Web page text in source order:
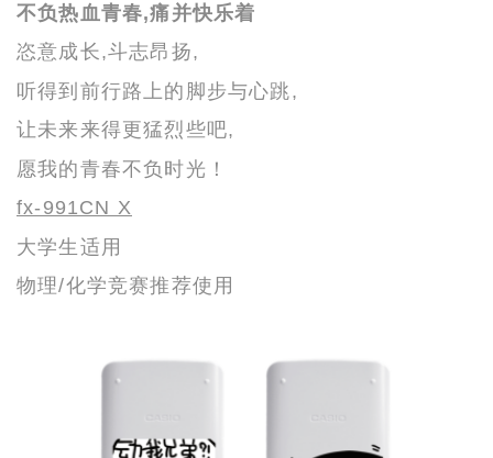
不负热血青春,痛并快乐着
恣意成长,斗志昂扬,
听得到前行路上的脚步与心跳,
让未来来得更猛烈些吧,
愿我的青春不负时光！
fx-991CN X
大学生适用
物理/化学竞赛推荐使用